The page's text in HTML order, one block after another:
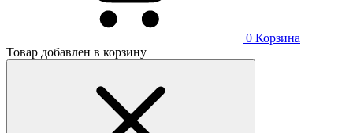
0 Корзина
Товар добавлен в корзину